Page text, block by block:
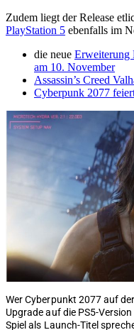
Zudem liegt der Release
PlayStation 5 ebenfalls im
die neue Erweiterung
am 10. November
Assassin’s Creed
Cyberpunk 2077
Wer Cyberpunkt 2077 auf
Upgrade auf die PS5-
Spiel als Launch-Titel